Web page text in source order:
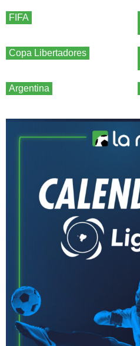
FIFA
Copa Libertadores
Argentina